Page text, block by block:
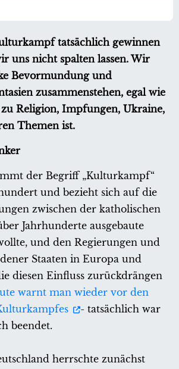
tatsächlich gewinnen
uns nicht spalten lassen. Wir
Bevormundung und
zusammenstehen, egal wie
Religion, Impfungen, Ukraine,
Themen ist.
der Begriff „Kulturkampf“
und bezieht sich auf die
zwischen der katholischen
Jahrhunderte ausgebaute
und den Regierungen und
Staaten in Europa und
diesen Einfluss zurückdrängen
warnt man wieder vor den
- tatsächlich war
beendet.
herrschte zunächst